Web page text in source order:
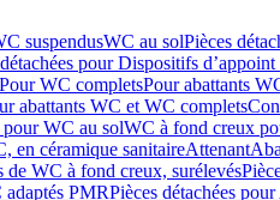
suspendusWC au solPièces
pour Dispositifs
WC completsPour abattants
abattants WC et WC complets
pour WC au solWC à fond creux
en céramique sanitaireAttenant
de WC à fond creux, surélevés
PMRPièces détachées